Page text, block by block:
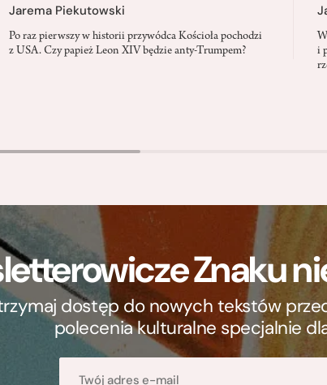
Jarema Piekutowski
Po raz pierwszy w historii przywódca Kościoła pochodzi
z USA. Czy papież Leon XIV będzie anty-Trumpem?
i
Znaku
dostęp do nowych tekstów
polecenia kulturalne specjalnie